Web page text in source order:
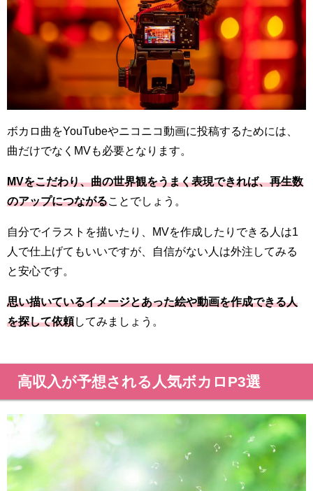
ボカロ曲をYouTubeやニコニコ動画に投稿するためには、
曲だけでなくMVも必要となります。
MVをこだわり、曲の世界観をうまく表現できれば、再生数
のアップにつながることでしょう。
自分でイラストを描いたり、MVを作成したりできる人は1
人で仕上げてもいいですが、自信がない人は外注してみる
と安心です。
思い描いているイメージとあった絵や動画を作成できる人
を探して依頼してみましょう。
高収入が予想される人気ボカロP3選